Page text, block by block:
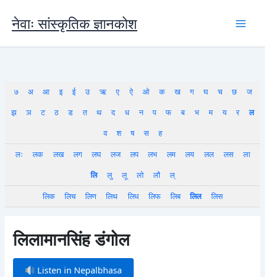
content
नेवाः सांस्कृतिक ज्ञानकोश
७ अ आ इ ई उ ऋ ए ऐ ओ क ख ग घ च छ
ज
झ
ञ ट ठ ड त थ द ध न प फ ब भ म य र
ल
व
श ष स
ह
लः
लक लख लग लघ लज लप लभ लम लय लल लस
ला
लि
लु लू लो लौ
ल्
लिक
लिच लिण लिथ लिध लिफ लिब लिल लिस
लिलामानसिंह डंगोल
Listen in Nepalbhasa